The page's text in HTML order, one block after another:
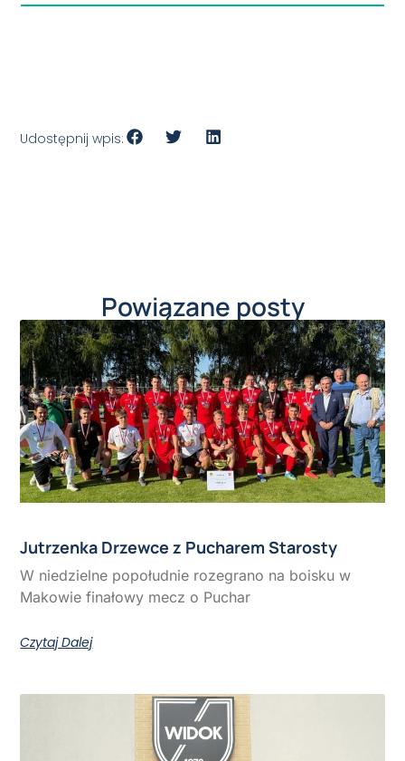
Udostępnij wpis:
Powiązane posty
Jutrzenka Drzewce z Pucharem Starosty
W niedzielne popołudnie rozegrano na boisku w
Makowie finałowy mecz o Puchar
Czytaj Dalej